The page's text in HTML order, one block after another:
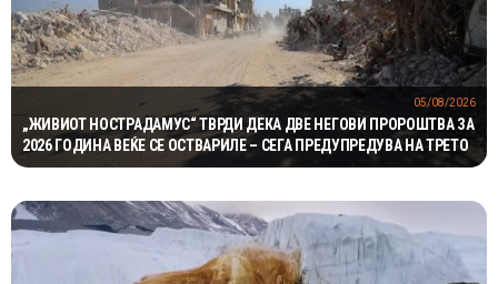
„ЖИВИОТ НОСТРАДАМУС“ ТВРДИ ДЕКА ДВЕ НЕГОВИ ПРОРОШТВА ЗА
2026 ГОДИНА ВЕЌЕ СЕ ОСТВАРИЛЕ – СЕГА ПРЕДУПРЕДУВА НА ТРЕТО
05/08/2026